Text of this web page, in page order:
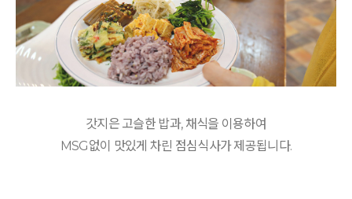
갓지은 고슬한 밥과, 채식을 이용하여
MSG없이 맛있게 차린 점심식사가 제공됩니다.